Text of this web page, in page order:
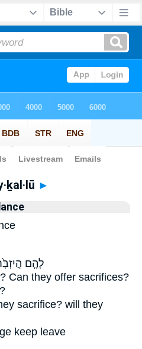
> Hebrew
►
לָהֶ֤ם
Can they offer sacrifices?
sacrifice? will they
keep leave